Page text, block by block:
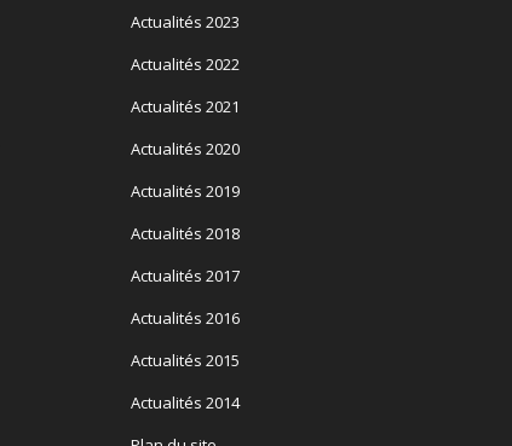
Actualités 2023
Actualités 2022
Actualités 2021
Actualités 2020
Actualités 2019
Actualités 2018
Actualités 2017
Actualités 2016
Actualités 2015
Actualités 2014